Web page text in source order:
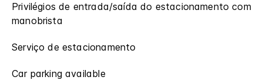
Privilégios de entrada/saída do estacionamento com
manobrista
Serviço de estacionamento
Car parking available